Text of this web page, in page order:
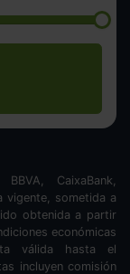
CaixaBank,
vigente, sometida a
obtenida a partir
económicas
válida hasta el
incluyen comisión